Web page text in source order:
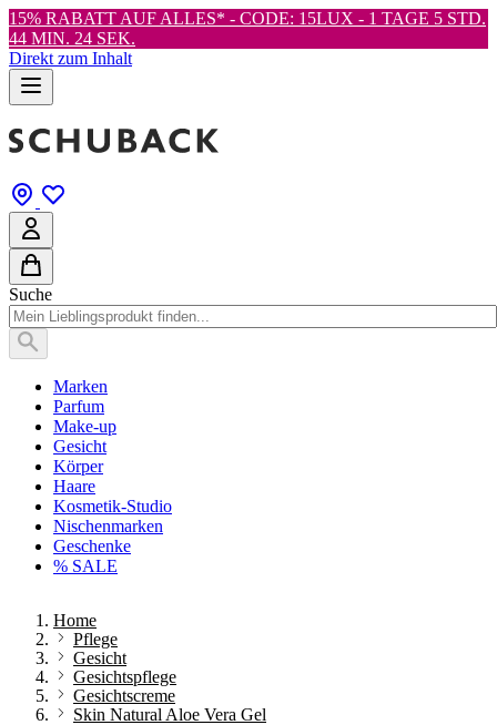
15% RABATT AUF ALLES* - CODE: 15LUX - 1 TAGE 5 STD.
44 MIN. 23 SEK.
Direkt zum Inhalt
Suche
Marken
Parfum
Make-up
Gesicht
Körper
Haare
Kosmetik-Studio
Nischenmarken
Geschenke
% SALE
Home
Pflege
Gesicht
Gesichtspflege
Gesichtscreme
Skin Natural Aloe Vera Gel